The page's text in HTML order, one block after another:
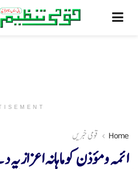
Home قومی خبریں
ائمہ و مؤذن کو ماہانہ